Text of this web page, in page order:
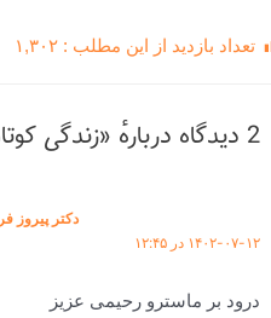
تعداد بازدید از این مطلب : ۱,۳۰۲
2 دیدگاه دربارهٔ «زندگی کوتاه است»
دکتر پیروز فر
۱۴۰۲-۰۷-۱۲ در ۱۲:۴۵
درود بر ماسترو رحیمی عزیز